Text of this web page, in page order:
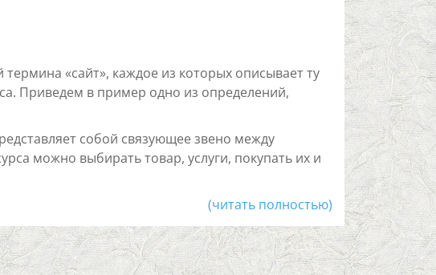
«сайт», каждое из которых описывает ту
Приведем в пример одно из определений,
собой связующее звено между
можно выбирать товар, услуги, покупать их и
(читать полностью)